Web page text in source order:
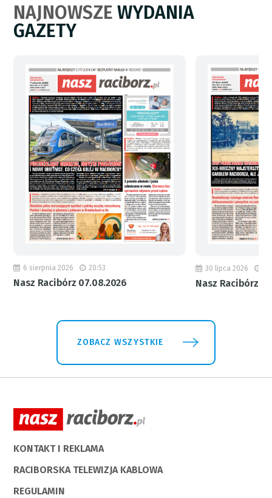
NAJNOWSZEWYDANIA
GAZETY
6 sierpnia 2026 20:53
Nasz Racibórz 07.08.2026
30 lipca 2026
Nasz Racibórz
ZOBACZ WSZYSTKIE
KONTAKT I REKLAMA
RACIBORSKA TELEWIZJA KABLOWA
REGULAMIN